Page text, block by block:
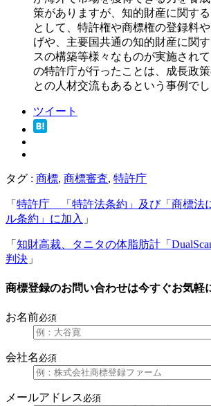
策がありますが、知的財産に関す
として、特許権や商標権の登録料
げや、主要国共通の知的財産に関
スの構築等様々なものが実施され
の特許庁が行ったことは、成長政
との人材交流もあるという事例でし
ツイート
タグ : 商標, 商標審査, 特許庁
「 特許庁 「特許法条約」及び「商標法
ル条約」に加入 」
「 知財高裁、タニタの体脂肪計「
判決 」
商標登録のお問い合わせは今すぐお気軽
お名前必須
会社名 必須
メールアドレス 必須